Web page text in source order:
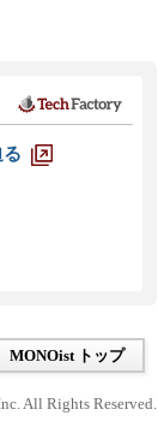
MONOist トップ
All Rights Reserved.